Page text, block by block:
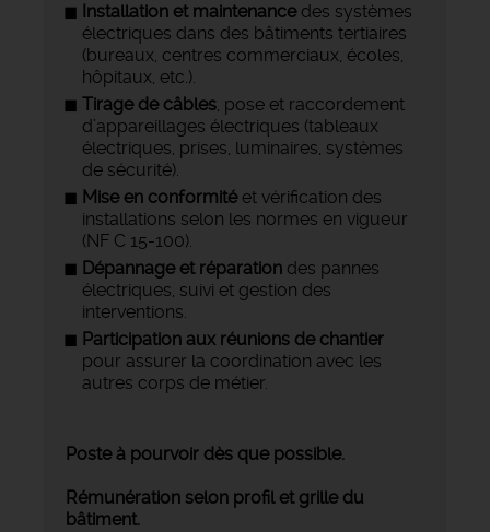
Installation et maintenancedes systèmes
électriques dans des bâtiments tertiaires
(bureaux, centres commerciaux, écoles,
hôpitaux, etc.).
Tirage de câbles, pose et raccordement
d’appareillages électriques (tableaux
électriques, prises, luminaires, systèmes
de sécurité).
Mise en conformitéet vérification des
installations selon les normes en vigueur
(NF C 15-100).
Dépannage et réparation des pannes
électriques, suivi et gestion des
interventions.
Participation aux réunions de chantier
pour assurer la coordination avec les
autres corps de métier.
Poste à pourvoir dès que possible.
Rémunération selon profil et grille du
bâtiment.